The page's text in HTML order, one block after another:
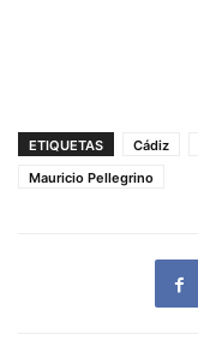
ETIQUETAS Cádiz
Mauricio Pellegrino